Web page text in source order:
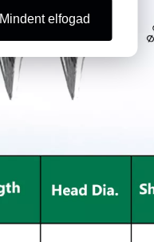
Mindent elfogad